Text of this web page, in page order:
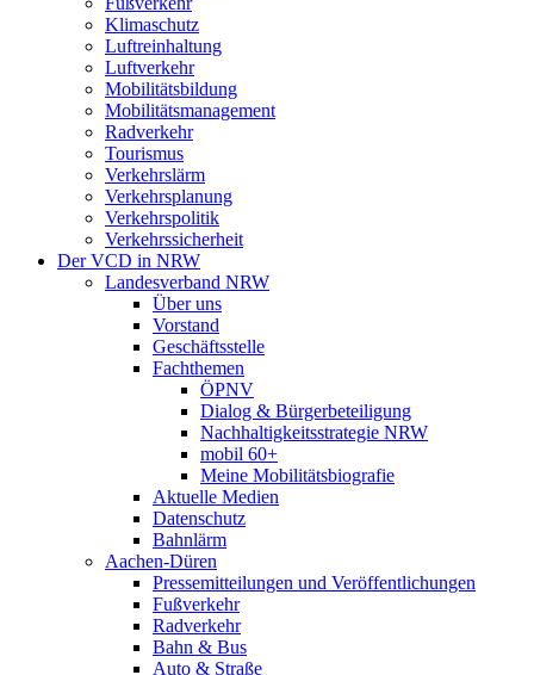
Klimaschutz
Luftreinhaltung
Luftverkehr
Mobilitätsbildung
Mobilitätsmanagement
Radverkehr
Tourismus
Verkehrslärm
Verkehrsplanung
Verkehrspolitik
Verkehrssicherheit
Der VCD in NRW
Landesverband NRW
Über uns
Vorstand
Geschäftsstelle
Fachthemen
ÖPNV
Dialog & Bürgerbeteiligung
Nachhaltigkeitsstrategie NRW
mobil 60+
Meine Mobilitätsbiografie
Aktuelle Medien
Datenschutz
Bahnlärm
Aachen-Düren
Pressemitteilungen und Veröffentlichungen
Fußverkehr
Radverkehr
Bahn & Bus
Auto & Straße